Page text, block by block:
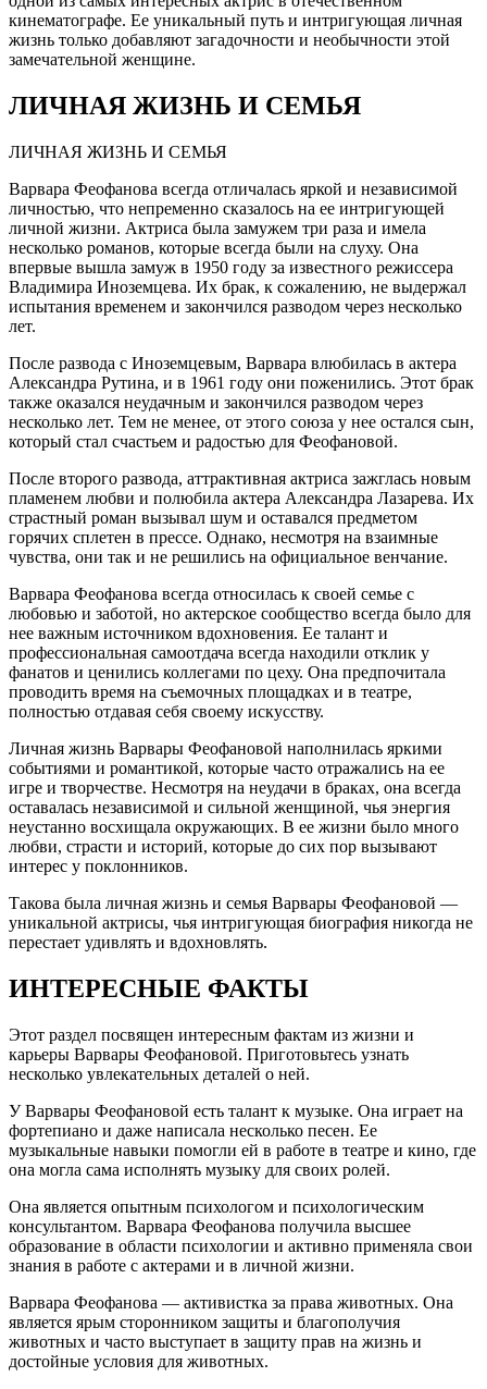
кинематографе. Ее уникальный путь и интригующая личная
жизнь только добавляют загадочности и необычности этой
замечательной женщине.
ЛИЧНАЯ ЖИЗНЬ И СЕМЬЯ
ЛИЧНАЯ ЖИЗНЬ И СЕМЬЯ
Варвара Феофанова всегда отличалась яркой и независимой
личностью, что непременно сказалось на ее интригующей
личной жизни. Актриса была замужем три раза и имела
несколько романов, которые всегда были на слуху. Она
впервые вышла замуж в 1950 году за известного режиссера
Владимира Иноземцева. Их брак, к сожалению, не выдержал
испытания временем и закончился разводом через несколько
лет.
После развода с Иноземцевым, Варвара влюбилась в актера
Александра Рутина, и в 1961 году они поженились. Этот брак
также оказался неудачным и закончился разводом через
несколько лет. Тем не менее, от этого союза у нее остался сын,
который стал счастьем и радостью для Феофановой.
После второго развода, аттрактивная актриса зажглась новым
пламенем любви и полюбила актера Александра Лазарева. Их
страстный роман вызывал шум и оставался предметом
горячих сплетен в прессе. Однако, несмотря на взаимные
чувства, они так и не решились на официальное венчание.
Варвара Феофанова всегда относилась к своей семье с
любовью и заботой, но актерское сообщество всегда было для
нее важным источником вдохновения. Ее талант и
профессиональная самоотдача всегда находили отклик у
фанатов и ценились коллегами по цеху. Она предпочитала
проводить время на съемочных площадках и в театре,
полностью отдавая себя своему искусству.
Личная жизнь Варвары Феофановой наполнилась яркими
событиями и романтикой, которые часто отражались на ее
игре и творчестве. Несмотря на неудачи в браках, она всегда
оставалась независимой и сильной женщиной, чья энергия
неустанно восхищала окружающих. В ее жизни было много
любви, страсти и историй, которые до сих пор вызывают
интерес у поклонников.
Такова была личная жизнь и семья Варвары Феофановой —
уникальной актрисы, чья интригующая биография никогда не
перестает удивлять и вдохновлять.
ИНТЕРЕСНЫЕ ФАКТЫ
Этот раздел посвящен интересным фактам из жизни и
карьеры Варвары Феофановой. Приготовьтесь узнать
несколько увлекательных деталей о ней.
У Варвары Феофановой есть талант к музыке. Она играет на
фортепиано и даже написала несколько песен. Ее
музыкальные навыки помогли ей в работе в театре и кино, где
она могла сама исполнять музыку для своих ролей.
Она является опытным психологом и психологическим
консультантом. Варвара Феофанова получила высшее
образование в области психологии и активно применяла свои
знания в работе с актерами и в личной жизни.
Варвара Феофанова — активистка за права животных. Она
является ярым сторонником защиты и благополучия
животных и часто выступает в защиту прав на жизнь и
достойные условия для животных.